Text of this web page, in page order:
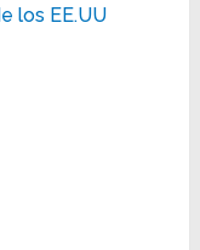
los EE.UU